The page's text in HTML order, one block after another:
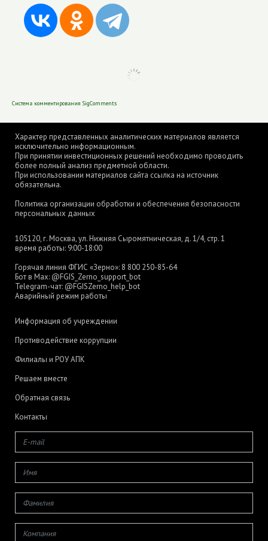
Система комментирования SigComments
Характер представленных аналитических материалов является
исключительно информационным.
При принятии инвестиционных решений необходимо проводить
более полный анализ предметной области.
При использовании материалов сайта ссылка на источник
обязательна.
Политика организации обработки и обеспечения безопасности
персональных данных
105120, г. Москва, ул. Нижняя Сыромятническая, д. 1/4, стр. 1
время работы: 9:00-18:00
Горячая линия ФГИС «Зерно»: 8 800 250-85-64
Бот в Max: @FGIS_Zerno_support_bot
Telegram-чат: @FGISZerno_help_bot
Аварийный режим работы
Информация об учреждении
Противодействие коррупции
Филиалы и РОУ АПК
Решаем вместе
Обратная связь
Контакты